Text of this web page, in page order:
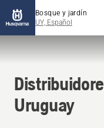
Bosque y jardín
UY, Español
Uruguay